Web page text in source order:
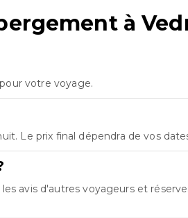
à
votre voyage.
Le prix final dépendra de vos
avis d'autres voyageurs et